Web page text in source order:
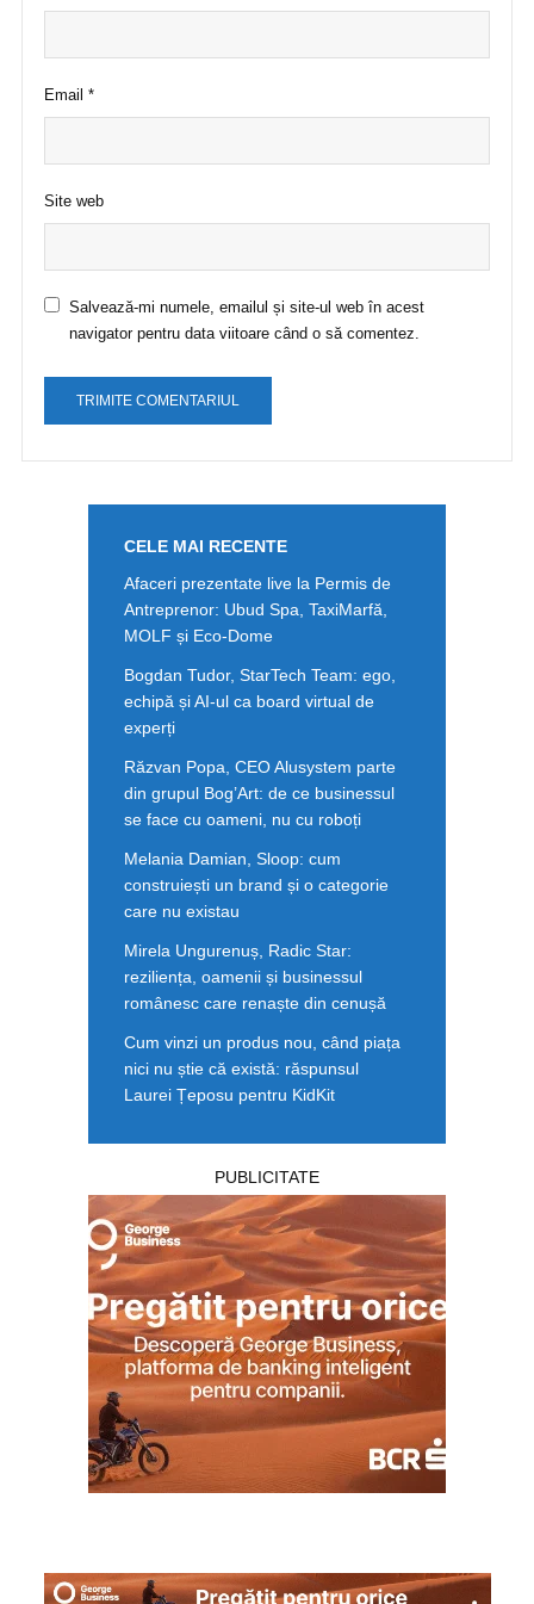
Email *
Site web
Salvează-mi numele, emailul și site-ul web în acest
navigator pentru data viitoare când o să comentez.
CELE MAI RECENTE
Afaceri prezentate live la Permis de
Antreprenor: Ubud Spa, TaxiMarfă,
MOLF și Eco-Dome
Bogdan Tudor, StarTech Team: ego,
echipă și AI-ul ca board virtual de
experți
Răzvan Popa, CEO Alusystem parte
din grupul Bog’Art: de ce businessul
se face cu oameni, nu cu roboți
Melania Damian, Sloop: cum
construiești un brand și o categorie
care nu existau
Mirela Ungurenuș, Radic Star:
reziliența, oamenii și businessul
românesc care renaște din cenușă
Cum vinzi un produs nou, când piața
nici nu știe că există: răspunsul
Laurei Țeposu pentru KidKit
PUBLICITATE